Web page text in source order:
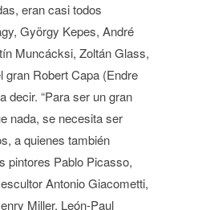
eran casi todos
György Kepes, André
Muncácksi, Zoltán Glass,
gran Robert Capa (Endre
decir. “Para ser un gran
nada, se necesita ser
a quienes también
pintores Pablo Picasso,
Antonio Giacometti,
Miller, León-Paul